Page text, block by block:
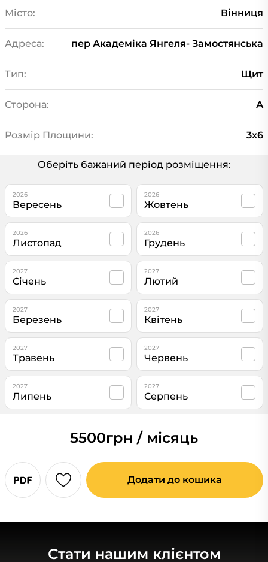
Місто: Вінниця
Адреса: пер Академіка Янгеля- Замостянська
Тип: Щит
Сторона: А
Розмір Площини: 3х6
Оберіть бажаний період розміщення:
2026
Вересень
2026
Жовтень
2026
Листопад
2026
Грудень
2027
Січень
2027
Лютий
2027
Березень
2027
Квітень
2027
Травень
2027
Червень
2027
Липень
2027
Серпень
5500грн / місяць
Додати до кошика
Стати нашим клієнтом